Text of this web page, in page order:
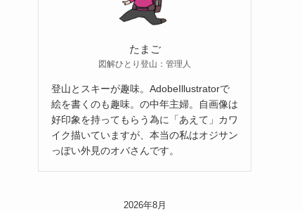
たまご
図解ひとり登山：管理人
登山とスキーが趣味。AdobeIllustratorで
絵を書くのも趣味。の中年主婦。自画像は
好印象を持ってもらう為に「あえて」カワ
イク描いていますが、本当の私はオジサン
っぽい外見のオバさんです。
2026年8月